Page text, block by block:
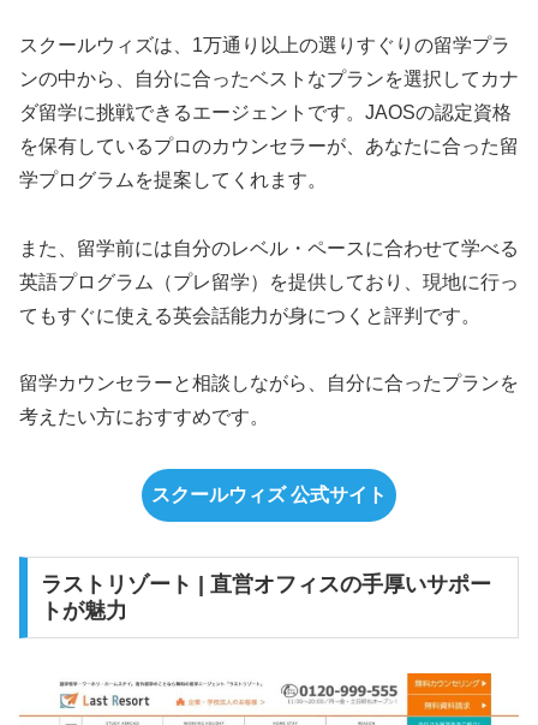
スクールウィズは、1万通り以上の選りすぐりの留学プラ
ンの中から、自分に合ったベストなプランを選択してカナ
ダ留学に挑戦できるエージェントです。JAOSの認定資格
を保有しているプロのカウンセラーが、あなたに合った留
学プログラムを提案してくれます。
また、留学前には自分のレベル・ペースに合わせて学べる
英語プログラム（プレ留学）を提供しており、現地に行っ
てもすぐに使える英会話能力が身につくと評判です。
留学カウンセラーと相談しながら、自分に合ったプランを
考えたい方におすすめです。
スクールウィズ 公式サイト
ラストリゾート | 直営オフィスの手厚いサポー
トが魅力